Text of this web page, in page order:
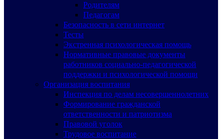
Родителям
Педагогам
Безопасность в сети интернет
Тесты
Экстренная психологическая помощь
Нормативные правовые документы
работников социально-педагогической
поддержки и психологической помощи
Организация воспитания
Инспекция по делам несовершеннолетних
Формирование гражданской
ответственности и патриотизма
Правовой уголок
Трудовое воспитание